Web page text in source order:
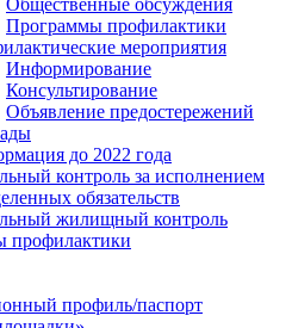
Общественные обсуждения
Программы профилактики
мероприятия
Информирование
Консультирование
Объявление предостережений
до 2022 года
контроль за исполнением
обязательств
жилищный контроль
профилактики
профиль/паспорт